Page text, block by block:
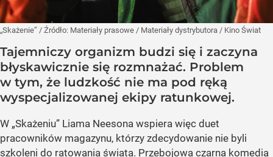
„Skażenie” / Źródło: Materiały prasowe / Materiały dystrybutora / Kino Świat
Tajemniczy organizm budzi się i zaczyna
błyskawicznie się rozmnażać. Problem
w tym, że ludzkość nie ma pod ręką
wyspecjalizowanej ekipy ratunkowej.
W „Skażeniu” Liama Neesona wspiera więc duet
pracowników magazynu, którzy zdecydowanie nie byli
szkoleni do ratowania świata. Przebojowa czarna komedia